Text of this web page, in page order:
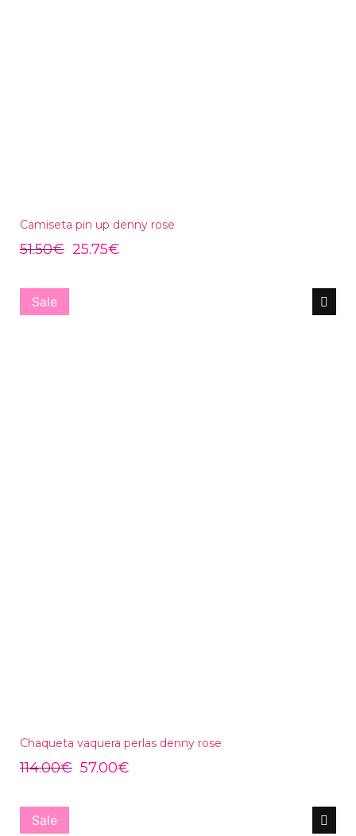
Camiseta pin up denny rose
51.50€ 25.75€
Sale
Chaqueta vaquera perlas denny rose
114.00€ 57.00€
Sale